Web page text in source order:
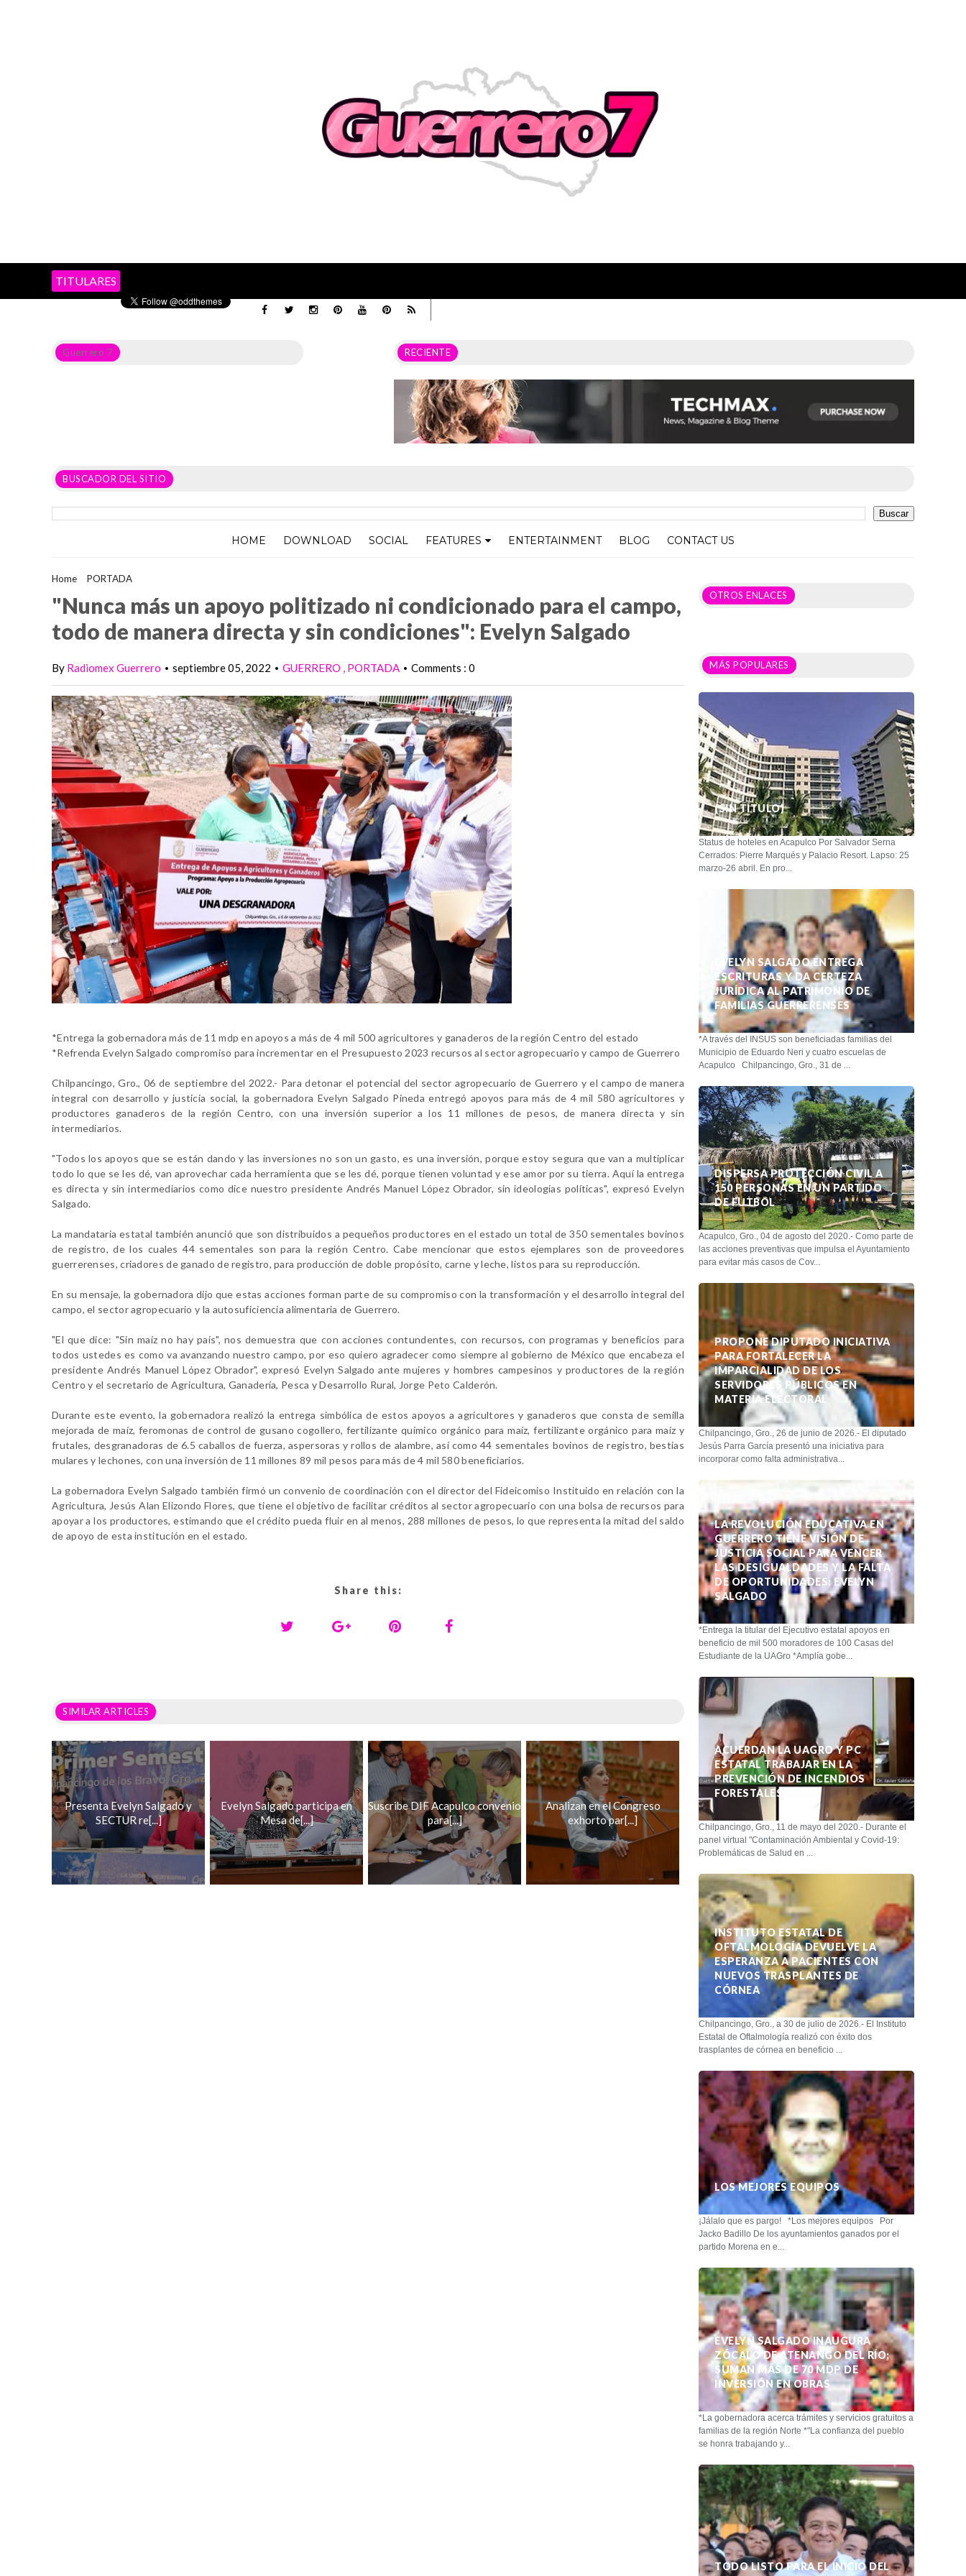
TITULARES
Guerrero 7 RECIENTE
BUSCADOR DEL SITIO
HOME DOWNLOAD SOCIAL FEATURES ENTERTAINMENT BLOG CONTACT US
Home PORTADA
"Nunca más un apoyo politizado ni condicionado para el campo,
todo de manera directa y sin condiciones": Evelyn Salgado
By Radiomex Guerrero • septiembre 05, 2022 • GUERRERO PORTADA • Comments : 0
*Entrega la gobernadora más de 11 mdp en apoyos a más de 4 mil 500 agricultores y ganaderos de la región Centro del estado
*Refrenda Evelyn Salgado compromiso para incrementar en el Presupuesto 2023 recursos al sector agropecuario y campo de Guerrero
Chilpancingo, Gro., 06 de septiembre del 2022.- Para detonar el potencial del sector agropecuario de Guerrero y el campo de manera
integral con desarrollo y justicia social, la gobernadora Evelyn Salgado Pineda entregó apoyos para más de 4 mil 580 agricultores y
productores ganaderos de la región Centro, con una inversión superior a los 11 millones de pesos, de manera directa y sin
intermediarios.
"Todos los apoyos que se están dando y las inversiones no son un gasto, es una inversión, porque estoy segura que van a multiplicar
todo lo que se les dé, van aprovechar cada herramienta que se les dé, porque tienen voluntad y ese amor por su tierra. Aquí la entrega
es directa y sin intermediarios como dice nuestro presidente Andrés Manuel López Obrador, sin ideologías políticas", expresó Evelyn
Salgado.
La mandataria estatal también anunció que son distribuidos a pequeños productores en el estado un total de 350 sementales bovinos
de registro, de los cuales 44 sementales son para la región Centro. Cabe mencionar que estos ejemplares son de proveedores
guerrerenses, criadores de ganado de registro, para producción de doble propósito, carne y leche, listos para su reproducción.
En su mensaje, la gobernadora dijo que estas acciones forman parte de su compromiso con la transformación y el desarrollo integral del
campo, el sector agropecuario y la autosuficiencia alimentaria de Guerrero.
"El que dice: "Sin maíz no hay país", nos demuestra que con acciones contundentes, con recursos, con programas y beneficios para
todos ustedes es como va avanzando nuestro campo, por eso quiero agradecer como siempre al gobierno de México que encabeza el
presidente Andrés Manuel López Obrador", expresó Evelyn Salgado ante mujeres y hombres campesinos y productores de la región
Centro y el secretario de Agricultura, Ganadería, Pesca y Desarrollo Rural, Jorge Peto Calderón.
Durante este evento, la gobernadora realizó la entrega simbólica de estos apoyos a agricultores y ganaderos que consta de semilla
mejorada de maíz, feromonas de control de gusano cogollero, fertilizante químico orgánico para maíz, fertilizante orgánico para maíz y
frutales, desgranadoras de 6.5 caballos de fuerza, aspersoras y rollos de alambre, así como 44 sementales bovinos de registro, bestias
mulares y lechones, con una inversión de 11 millones 89 mil pesos para más de 4 mil 580 beneficiarios.
La gobernadora Evelyn Salgado también firmó un convenio de coordinación con el director del Fideicomiso Instituido en relación con la
Agricultura, Jesús Alan Elizondo Flores, que tiene el objetivo de facilitar créditos al sector agropecuario con una bolsa de recursos para
apoyar a los productores, estimando que el crédito pueda fluir en al menos, 288 millones de pesos, lo que representa la mitad del saldo
de apoyo de esta institución en el estado.
Share this:
SIMILAR ARTICLES
Presenta Evelyn Salgado y
SECTUR re[...]
Evelyn Salgado participa en
Mesa de[...]
Suscribe DIF Acapulco convenio
para[...]
Analizan en el Congreso
exhorto par[...]
OTROS ENLACES
MÁS POPULARES
(SIN TÍTULO)
Status de hoteles en Acapulco Por Salvador Serna
Cerrados: Pierre Marqués y Palacio Resort. Lapso: 25
marzo-26 abril. En pro...
EVELYN SALGADO ENTREGA
ESCRITURAS Y DA CERTEZA
JURÍDICA AL PATRIMONIO DE
FAMILIAS GUERRERENSES
*A través del INSUS son beneficiadas familias del
Municipio de Eduardo Neri y cuatro escuelas de
Acapulco Chilpancingo, Gro., 31 de ...
DISPERSA PROTECCIÓN CIVIL A
150 PERSONAS EN UN PARTIDO
DE FUTBOL
Acapulco, Gro., 04 de agosto del 2020.- Como parte de
las acciones preventivas que impulsa el Ayuntamiento
para evitar más casos de Cov...
PROPONE DIPUTADO INICIATIVA
PARA FORTALECER LA
IMPARCIALIDAD DE LOS
SERVIDORES PÚBLICOS EN
MATERIA ELECTORAL
Chilpancingo, Gro., 26 de junio de 2026.- El diputado
Jesús Parra García presentó una iniciativa para
incorporar como falta administrativa...
LA REVOLUCIÓN EDUCATIVA EN
GUERRERO TIENE VISIÓN DE
JUSTICIA SOCIAL PARA VENCER
LAS DESIGUALDADES Y LA FALTA
DE OPORTUNIDADES: EVELYN
SALGADO
*Entrega la titular del Ejecutivo estatal apoyos en
beneficio de mil 500 moradores de 100 Casas del
Estudiante de la UAGro *Amplía gobe...
ACUERDAN LA UAGRO Y PC
ESTATAL TRABAJAR EN LA
PREVENCIÓN DE INCENDIOS
FORESTALES
Chilpancingo, Gro., 11 de mayo del 2020.- Durante el
panel virtual "Contaminación Ambiental y Covid-19:
Problemáticas de Salud en ...
INSTITUTO ESTATAL DE
OFTALMOLOGÍA DEVUELVE LA
ESPERANZA A PACIENTES CON
NUEVOS TRASPLANTES DE
CÓRNEA
Chilpancingo, Gro., a 30 de julio de 2026.- El Instituto
Estatal de Oftalmología realizó con éxito dos
trasplantes de córnea en beneficio ...
LOS MEJORES EQUIPOS
¡Jálalo que es pargo! *Los mejores equipos Por
Jacko Badillo De los ayuntamientos ganados por el
partido Morena en e...
EVELYN SALGADO INAUGURA
ZÓCALO DE ATENANGO DEL RÍO;
SUMAN MÁS DE 70 MDP DE
INVERSIÓN EN OBRAS
*La gobernadora acerca trámites y servicios gratuitos a
familias de la región Norte *"La confianza del pueblo
se honra trabajando y...
TODO LISTO PARA EL INICIO DEL